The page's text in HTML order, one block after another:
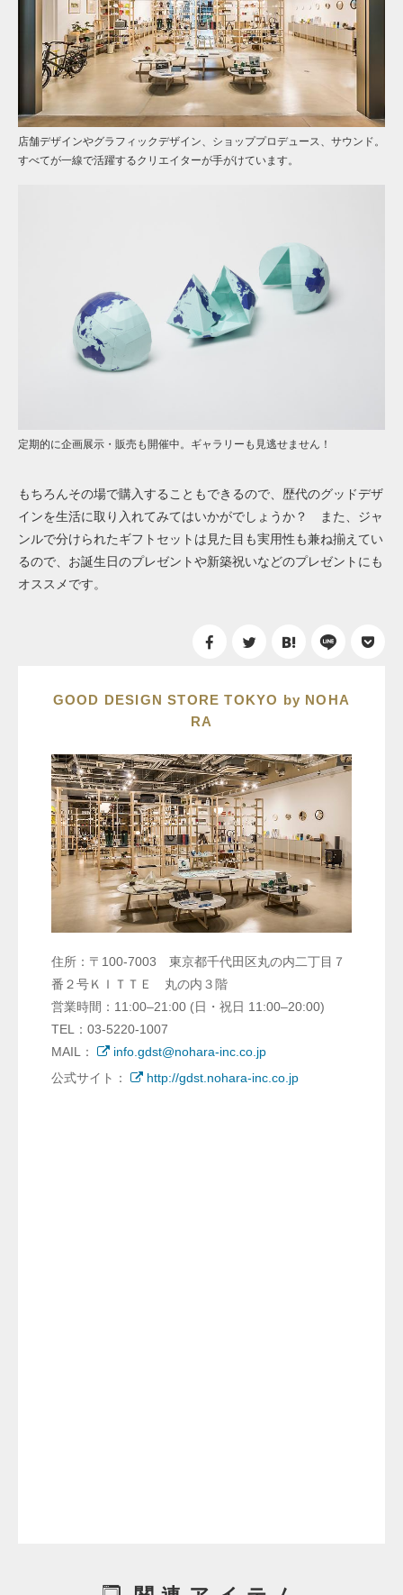
店舗デザインやグラフィックデザイン、ショッププロデュース、サウンド。
すべてが一線で活躍するクリエイターが手がけています。
定期的に企画展示・販売も開催中。ギャラリーも見逃せません！
もちろんその場で購入することもできるので、歴代のグッドデザ
インを生活に取り入れてみてはいかがでしょうか？ また、ジャ
ンルで分けられたギフトセットは見た目も実用性も兼ね揃えてい
るので、お誕生日のプレゼントや新築祝いなどのプレゼントにも
オススメです。
GOOD DESIGN STORE TOKYO by NOHA
RA
住所：〒100-7003 東京都千代田区丸の内二丁目７
番２号ＫＩＴＴＥ 丸の内３階
営業時間：11:00–21:00 (日・祝日 11:00–20:00)
TEL：03-5220-1007
MAIL：
info.gdst@nohara-inc.co.jp
公式サイト：
http://gdst.nohara-inc.co.jp